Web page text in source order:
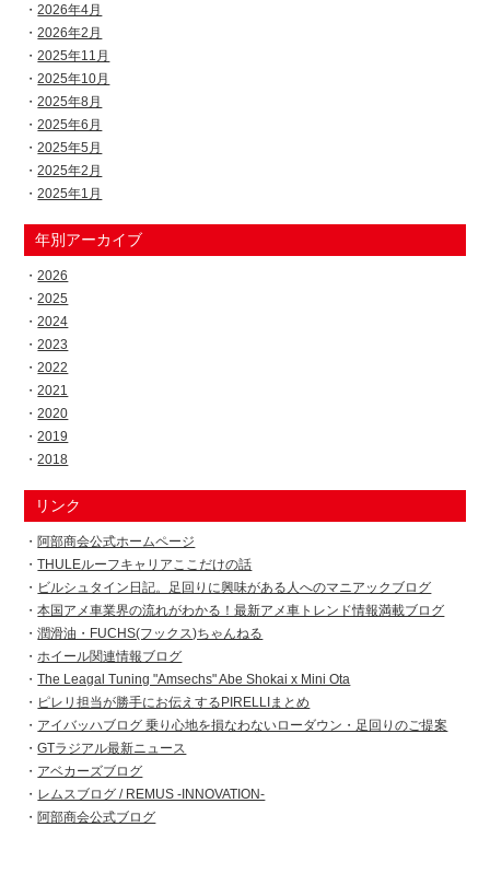
2026年4月
2026年2月
2025年11月
2025年10月
2025年8月
2025年6月
2025年5月
2025年2月
2025年1月
年別アーカイブ
2026
2025
2024
2023
2022
2021
2020
2019
2018
リンク
阿部商会公式ホームページ
THULEルーフキャリアここだけの話
ビルシュタイン日記。足回りに興味がある人へのマニアックブログ
本国アメ車業界の流れがわかる！最新アメ車トレンド情報満載ブログ
潤滑油・FUCHS(フックス)ちゃんねる
ホイール関連情報ブログ
The Leagal Tuning "Amsechs" Abe Shokai x Mini Ota
ピレリ担当が勝手にお伝えするPIRELLIまとめ
アイバッハブログ 乗り心地を損なわないローダウン・足回りのご提案
GTラジアル最新ニュース
アベカーズブログ
レムスブログ / REMUS -INNOVATION-
阿部商会公式ブログ